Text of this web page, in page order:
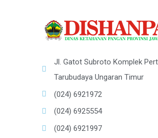
Jl. Gatot Subroto Komplek
Tarubudaya Ungaran Timur
(024) 6921972
(024) 6925554
(024) 6921997